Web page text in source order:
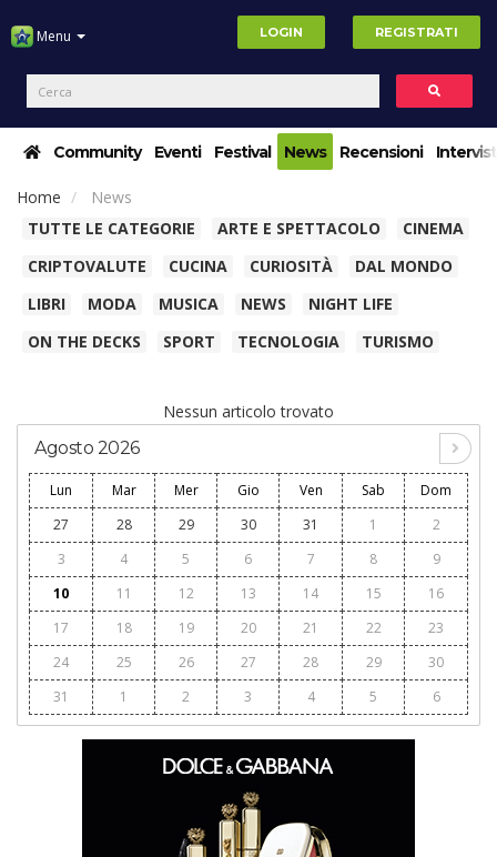
Menu LOGIN REGISTRATI
Community Eventi Festival News Recensioni
Home
News
TUTTE LE CATEGORIE
ARTE E SPETTACOLO
CINEMA
CRIPTOVALUTE
CUCINA CURIOSITÀ
DAL MONDO
LIBRI
MODA MUSICA NEWS
NIGHT LIFE
ON THE DECKS
SPORT TECNOLOGIA TURISMO
Nessun articolo trovato
Agosto 2026
Lun Mar Mer Gio Ven Sab
Dom
27
28 29 30 31 1
2
3
4 5 6 7 8
9
10
11 12 13 14 15
16
17
18 19 20 21 22
23
24
25 26 27 28 29
30
31
1 2 3 4 5 6